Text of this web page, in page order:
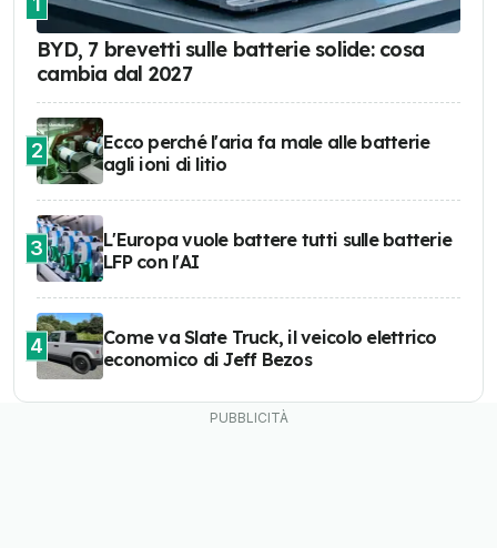
BYD, 7 brevetti sulle batterie solide: cosa
cambia dal 2027
2
Ecco perché l'aria fa male alle batterie
agli ioni di litio
3
L'Europa vuole battere tutti sulle batterie
LFP con l'AI
4
Come va Slate Truck, il veicolo elettrico
economico di Jeff Bezos